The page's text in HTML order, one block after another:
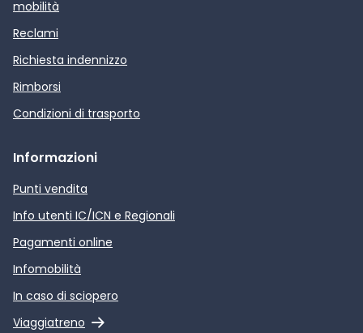
mobilità
Reclami
Richiesta indennizzo
Rimborsi
Condizioni di trasporto
Informazioni
Punti vendita
Info utenti IC/ICN e Regionali
Pagamenti online
Infomobilità
In caso di sciopero
Viaggiatreno
Link esterno